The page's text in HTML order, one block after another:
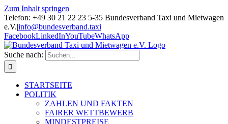
Zum Inhalt springen
Telefon: +49 30 21 22 23 5-35 Bundesverband Taxi und Mietwagen
e.V.|info@bundesverband.taxi
FacebookLinkedInYouTubeWhatsApp
Suche nach:
STARTSEITE
POLITIK
ZAHLEN UND FAKTEN
FAIRER WETTBEWERB
MINDESTPREISE